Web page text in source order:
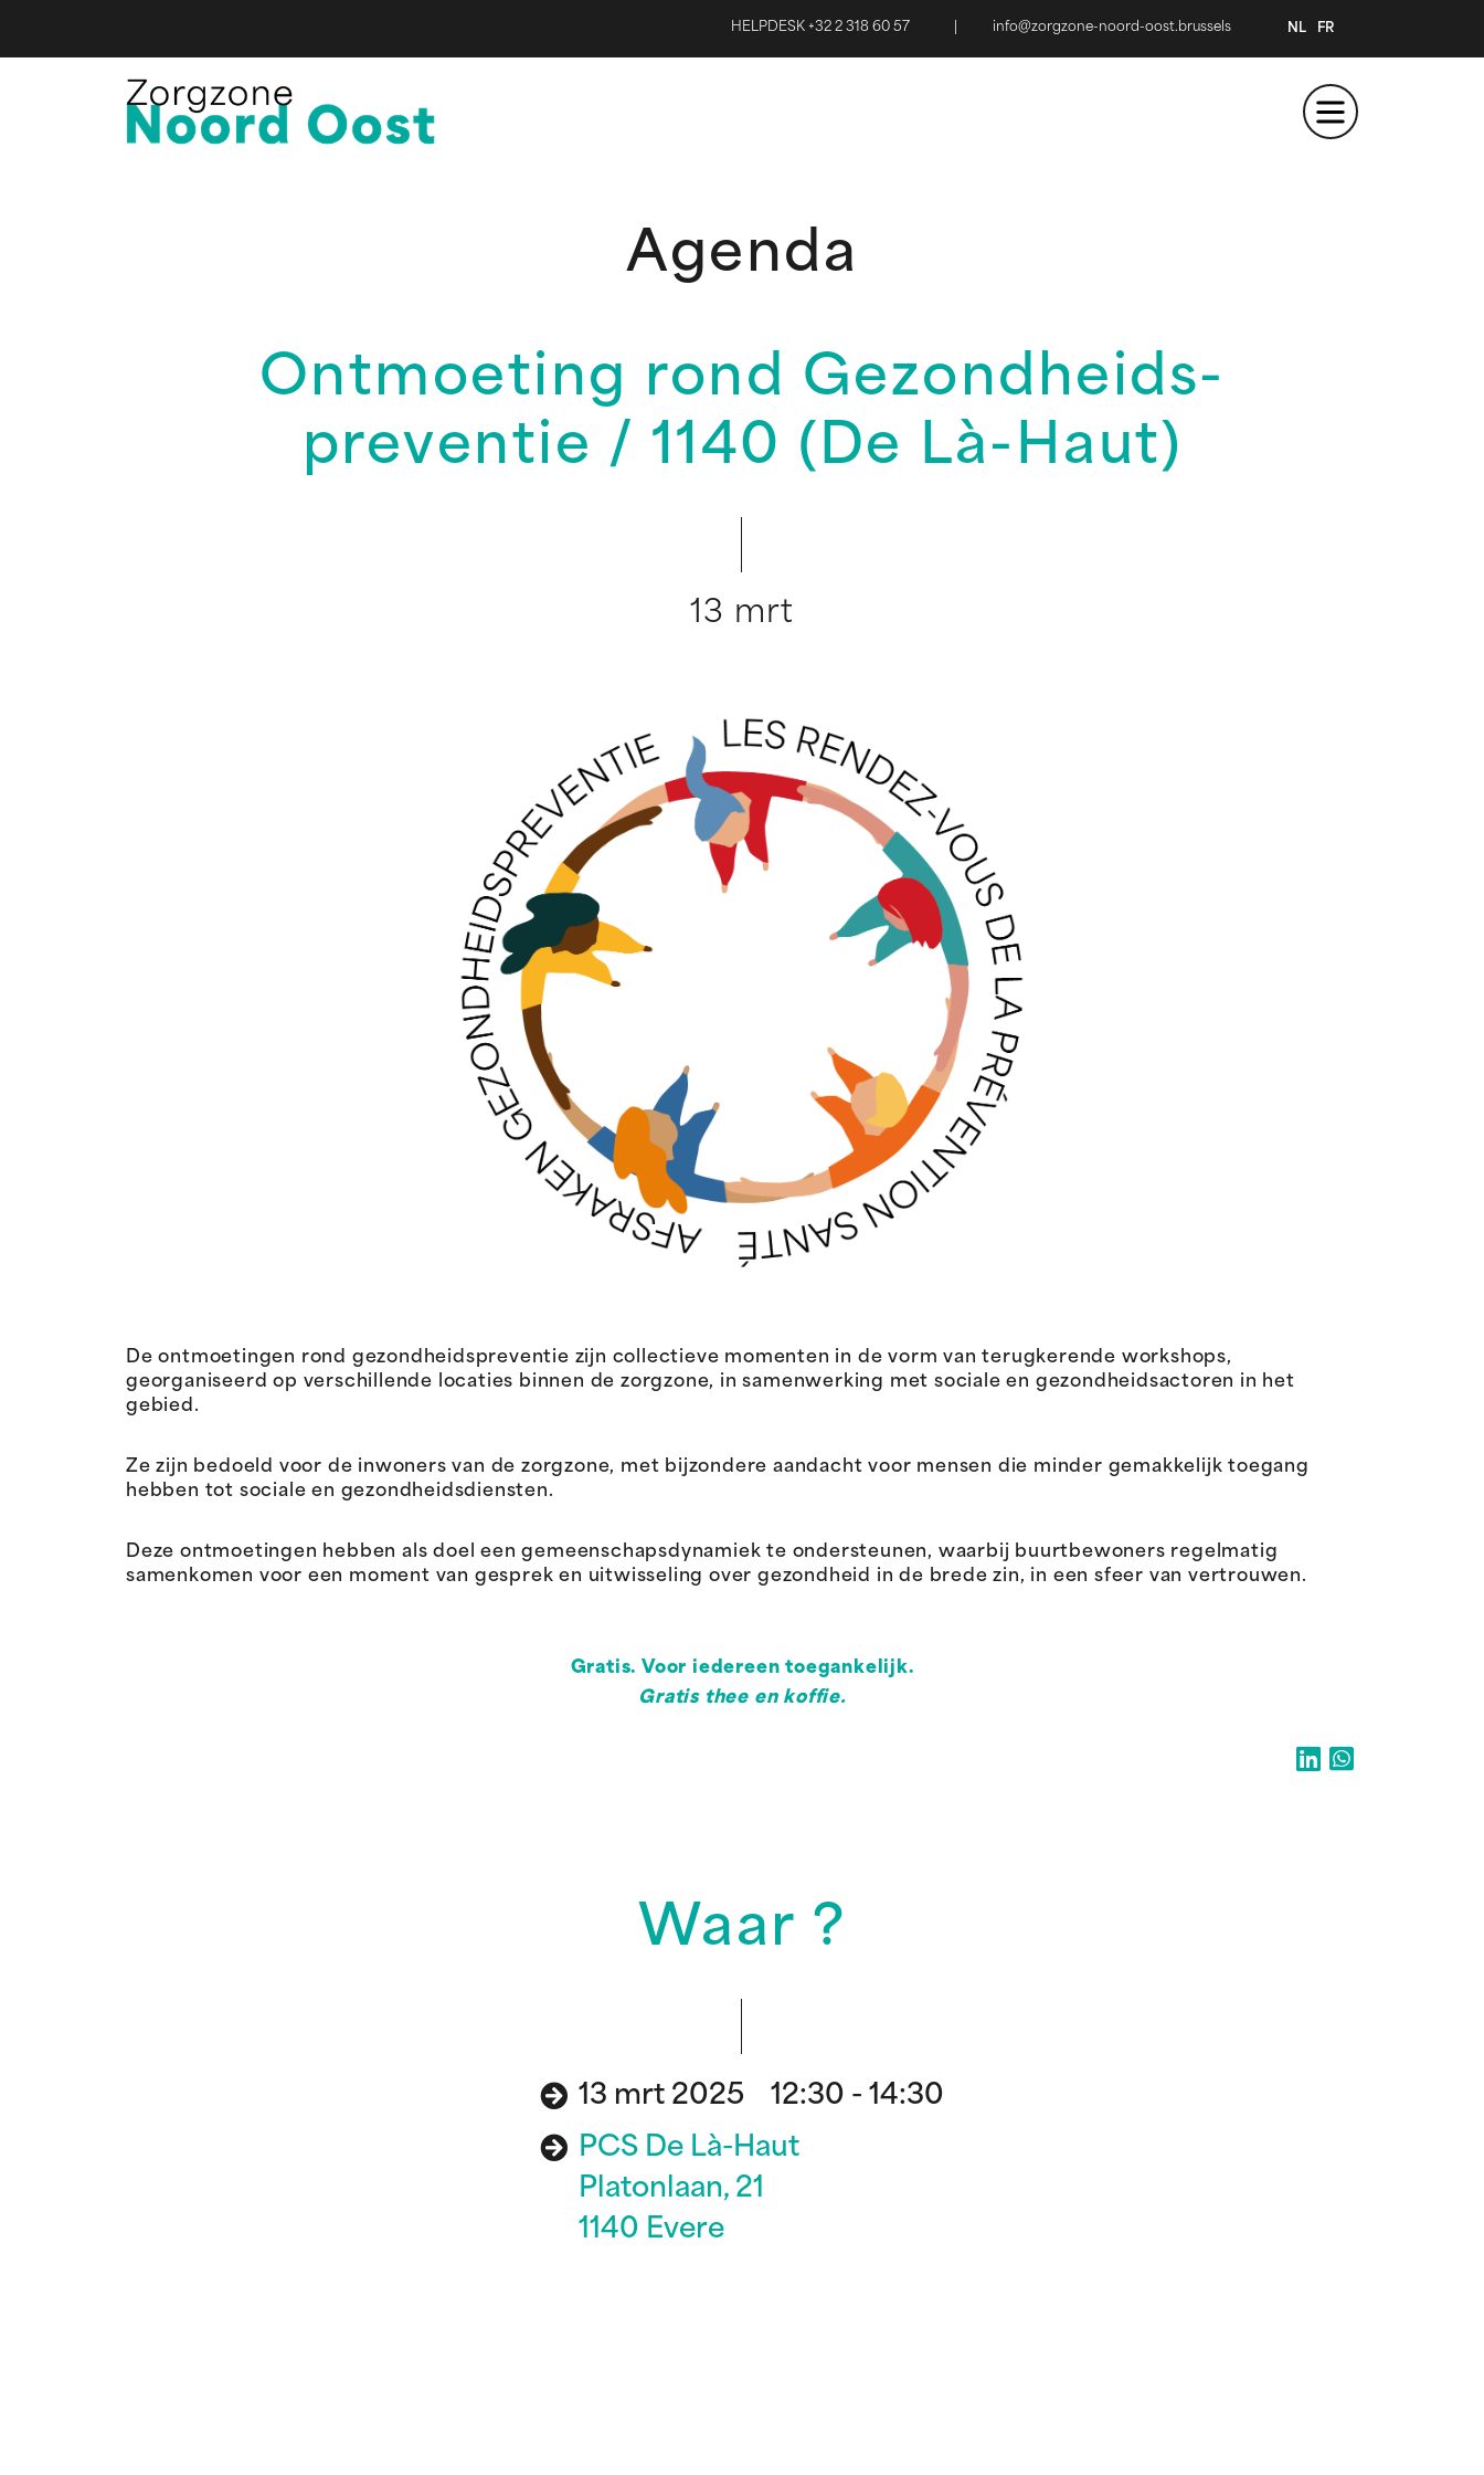
HELPDESK +32 2 318 60 57 info@zorgzone-noord-oost.brussels NL FR
Agenda
Ontmoeting rond Gezondheids-
preventie / 1140 (De Là-Haut)
13 mrt
De ontmoetingen rond gezondheidspreventie zijn collectieve momenten in de vorm van terugkerende workshops,
georganiseerd op verschillende locaties binnen de zorgzone, in samenwerking met sociale en gezondheidsactoren in het
gebied.
Ze zijn bedoeld voor de inwoners van de zorgzone, met bijzondere aandacht voor mensen die minder gemakkelijk toegang
hebben tot sociale en gezondheidsdiensten.
Deze ontmoetingen hebben als doel een gemeenschapsdynamiek te ondersteunen, waarbij buurtbewoners regelmatig
samenkomen voor een moment van gesprek en uitwisseling over gezondheid in de brede zin, in een sfeer van vertrouwen.
Gratis. Voor iedereen toegankelijk.
Gratis thee en koffie.
Waar ?
13 mrt 2025 12:30 - 14:30
PCS De Là-Haut
Platonlaan, 21
1140 Evere